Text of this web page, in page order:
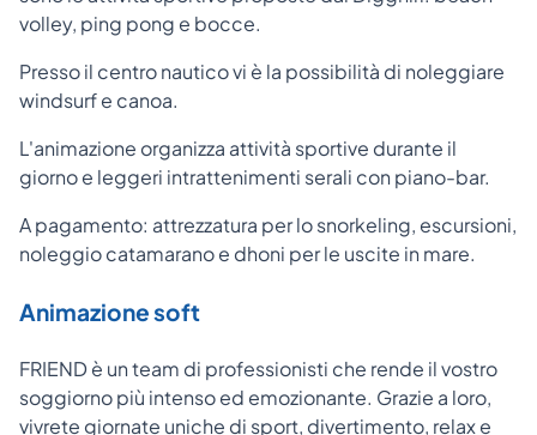
volley, ping pong e bocce.
Presso il centro nautico vi è la possibilità di noleggiare
windsurf e canoa.
L'animazione organizza attività sportive durante il
giorno e leggeri intrattenimenti serali con piano-bar.
A pagamento: attrezzatura per lo snorkeling, escursioni,
noleggio catamarano e dhoni per le uscite in mare.
Animazione soft
FRIEND è un team di professionisti che rende il vostro
soggiorno più intenso ed emozionante. Grazie a loro,
vivrete giornate uniche di sport, divertimento, relax e